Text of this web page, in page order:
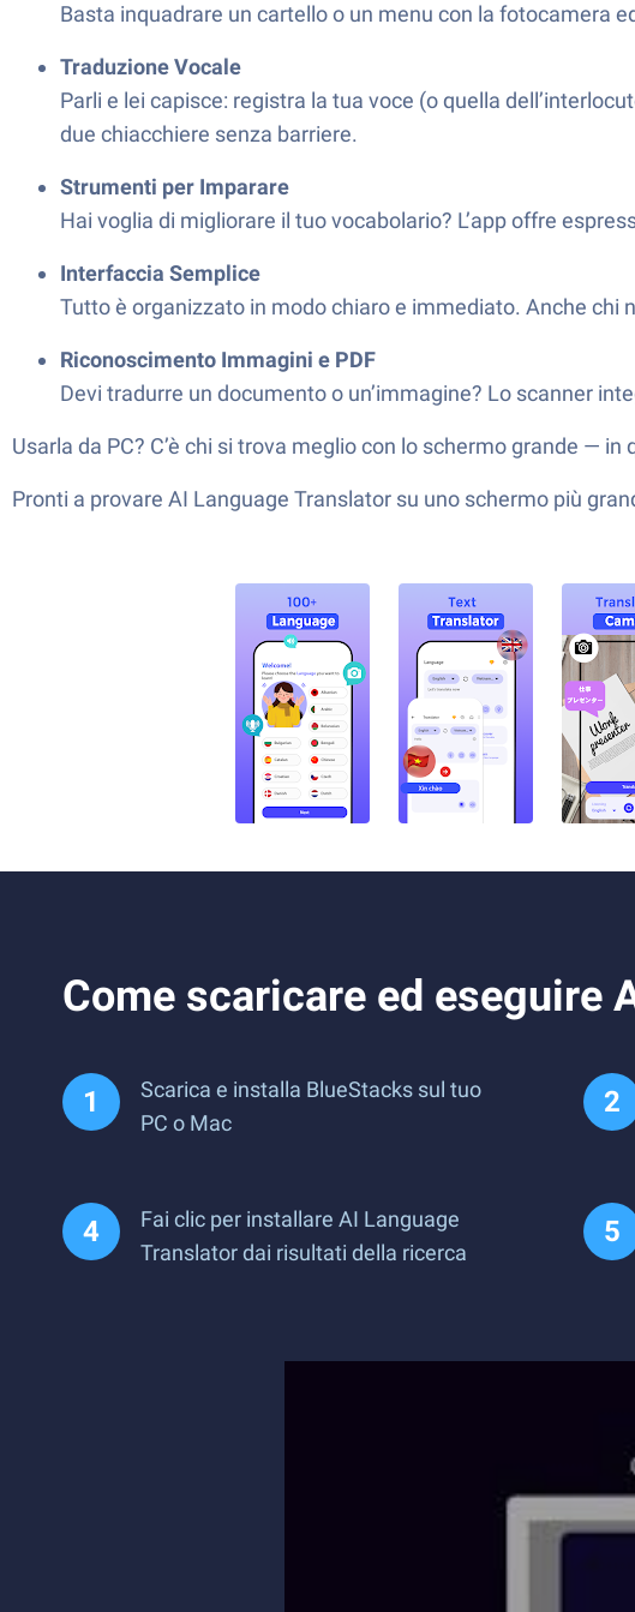
Basta inquadrare un cartello o un menu con la fotocamera
Traduzione Vocale
Parli e lei capisce: registra la tua voce (o quella
due chiacchiere senza barriere.
Strumenti per Imparare
Hai voglia di migliorare il tuo vocabolario? L’app offre
Interfaccia Semplice
Tutto è organizzato in modo chiaro e immediato. Anche chi
Riconoscimento Immagini e PDF
Devi tradurre un documento o un’immagine? Lo scanner
Usarla da PC? C’è chi si trova meglio con lo schermo grande —
Pronti a provare AI Language Translator su uno schermo più
Come scaricare ed eseguire
Scarica e installa BlueStacks sul tuo
PC o Mac
Fai clic per installare AI Language
Translator dai risultati della ricerca